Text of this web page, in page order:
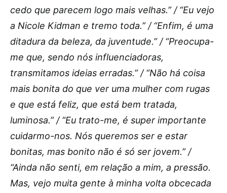
cedo que parecem logo mais velhas.” / “Eu vejo
a Nicole Kidman e tremo toda.” / “Enfim, é uma
ditadura da beleza, da juventude.” / “Preocupa-
me que, sendo nós influenciadoras,
transmitamos ideias erradas.” / “Não há coisa
mais bonita do que ver uma mulher com rugas
e que está feliz, que está bem tratada,
luminosa.” / “Eu trato-me, é super importante
cuidarmo-nos. Nós queremos ser e estar
bonitas, mas bonito não é só ser jovem.” /
“Ainda não senti, em relação a mim, a pressão.
Mas, vejo muita gente à minha volta obcecada